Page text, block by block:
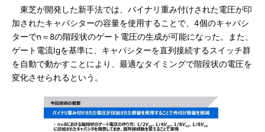
東芝が開発した新手法では、バイナリ重み付けされた電圧が印
加されたキャパシターの容量を使用することで、4個のキャパシ
ターでn＝8の階段状のゲート電圧の生成が可能になった。また、
ゲート電流Igを基準に、キャパシターを直列接続するスイッチ群
を自動で動かすことにより、最適なタイミングで階段状の電圧を
変化させられるという。